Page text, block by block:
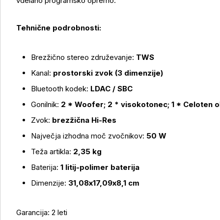
Tehnične podrobnosti:
Brezžično stereo združevanje: TWS
Kanal: prostorski zvok (3 dimenzije)
Bluetooth kodek: LDAC / SBC
Gonilnik: 2 * Woofer; 2 * visokotonec; 1 * Celoten
Zvok: brezžična Hi-Res
Največja izhodna moč zvočnikov: 50 W
Teža artikla: 2,35 kg
Baterija: 1 litij-polimer baterija
Dimenzije: 31,08x17,09x8,1 cm
Garancija: 2 leti